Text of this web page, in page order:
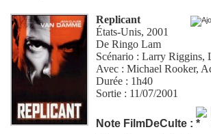
Replicant
États-Unis, 2001
DeRingo Lam
Scénario :Larry Riggins,
Avec :Michael Rooker,
Durée : 1h40
Sortie : 11/07/2001
Note FilmDeCulte :